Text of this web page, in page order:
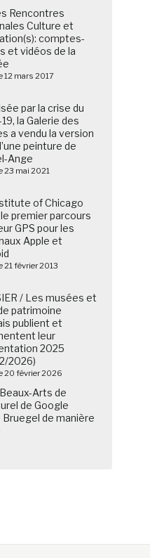
Rencontres
Culture et
comptes-
et vidéos de la
12 mars 2017
par la crise du
la Galerie des
a vendu la version
peinture de
Ange
23 mai 2021
of Chicago
premier parcours
GPS pour les
Apple et
21 février 2013
/ Les musées et
patrimoine
publient et
leur
2025
2026)
20 février 2026
Arts de
de Google
de manière